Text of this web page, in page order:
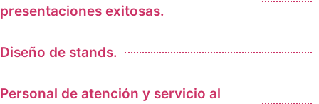
presentaciones exitosas.
Diseño de stands.
Personal de atención y servicio al